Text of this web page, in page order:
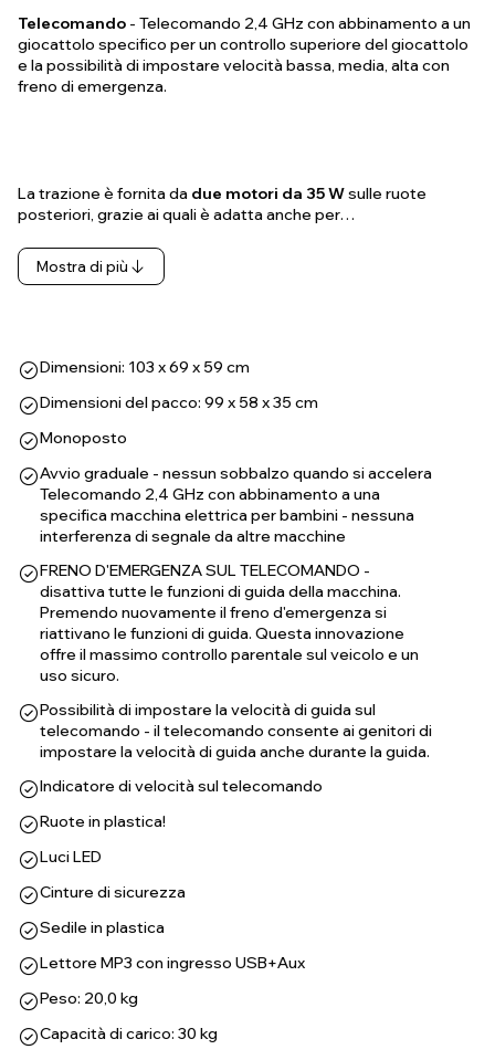
Telecomando - Telecomando 2,4 GHz con abbinamento a un
giocattolo specifico per un controllo superiore del giocattolo
e la possibilità di impostare velocità bassa, media, alta con
freno di emergenza.
La trazione è fornita da due motori da 35 Wsulle ruote
posteriori, grazie ai quali è adatta anche per…
Mostra di più
Dimensioni: 103 x 69 x 59 cm
Dimensioni del pacco: 99 x 58 x 35 cm
Monoposto
Avvio graduale - nessun sobbalzo quando si accelera
Telecomando 2,4 GHz con abbinamento a una
specifica macchina elettrica per bambini - nessuna
interferenza di segnale da altre macchine
FRENO D'EMERGENZA SUL TELECOMANDO -
disattiva tutte le funzioni di guida della macchina.
Premendo nuovamente il freno d'emergenza si
riattivano le funzioni di guida. Questa innovazione
offre il massimo controllo parentale sul veicolo e un
uso sicuro.
Possibilità di impostare la velocità di guida sul
telecomando - il telecomando consente ai genitori di
impostare la velocità di guida anche durante la guida.
Indicatore di velocità sul telecomando
Ruote in plastica!
Luci LED
Cinture di sicurezza
Sedile in plastica
Lettore MP3 con ingresso USB+Aux
Peso: 20,0 kg
Capacità di carico: 30 kg